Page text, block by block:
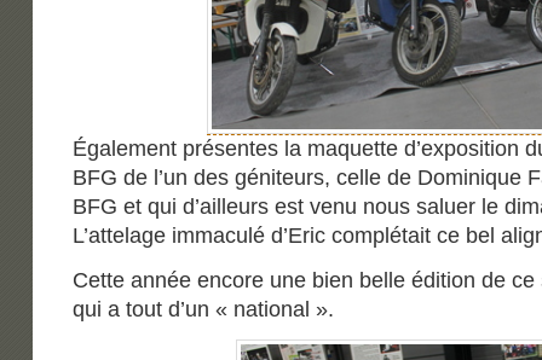
Également présentes la maquette d’exposition
BFG de l’un des géniteurs, celle de Dominique
BFG et qui d’ailleurs est venu nous saluer le
L’attelage immaculé d’Eric complétait ce bel
Cette année encore une bien belle édition de
qui a tout d’un « national ».